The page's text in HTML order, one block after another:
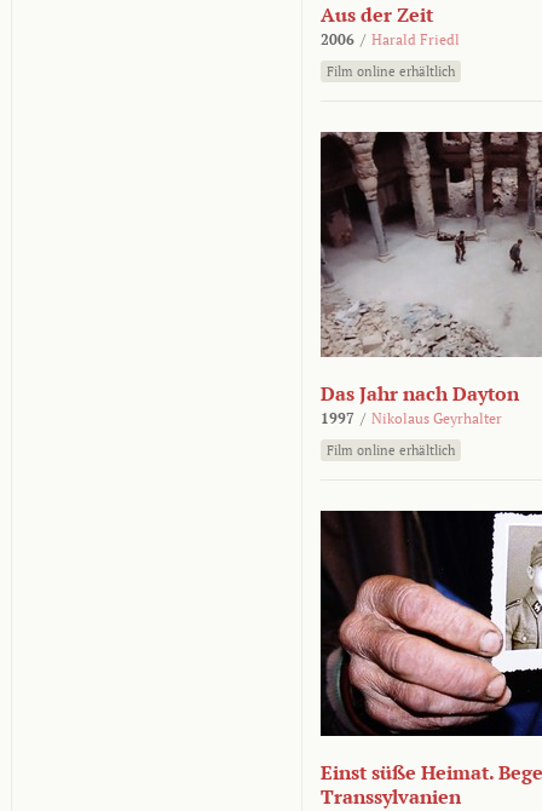
Aus der Zeit
2006 / Harald Friedl
Film online erhältlich
Das Jahr nach Dayton
1997 / Nikolaus Geyrhalter
Film online erhältlich
Einst süße Heimat.
Transsylvanien